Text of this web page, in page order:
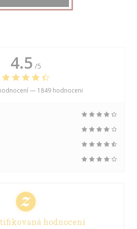
4.5 /5
— 1849 hodnoceni
hodnocení